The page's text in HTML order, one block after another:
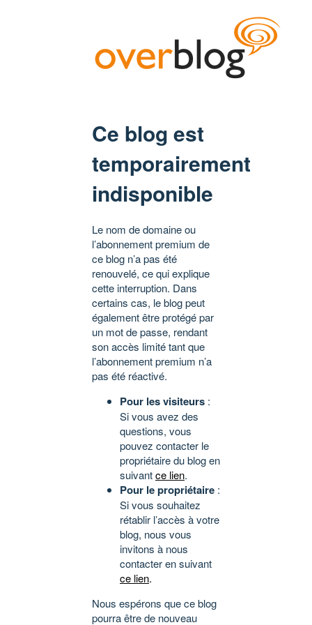
Ce blog est
temporairement
indisponible
Le nom de domaine ou
l’abonnement premium de
ce blog n’a pas été
renouvelé, ce qui explique
cette interruption. Dans
certains cas, le blog peut
également être protégé par
un mot de passe, rendant
son accès limité tant que
l’abonnement premium n’a
pas été réactivé.
Pour les visiteurs :
Si vous avez des
questions, vous
pouvez contacter le
propriétaire du blog en
suivantce lien.
Pour le propriétaire :
Si vous souhaitez
rétablir l’accès à votre
blog, nous vous
invitons à nous
contacter en suivant
ce lien.
Nous espérons que ce blog
pourra être de nouveau